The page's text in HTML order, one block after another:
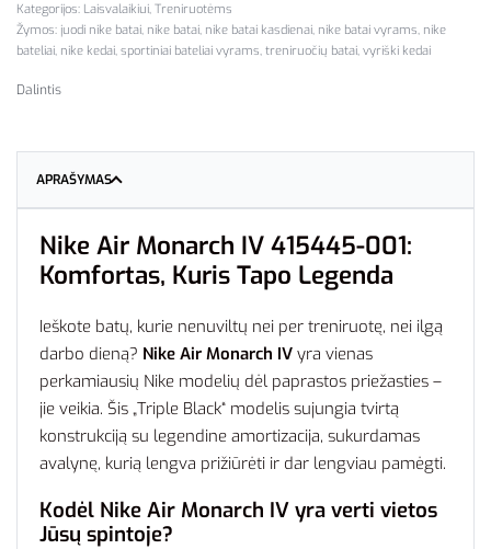
Kategorijos: Laisvalaikiui, Treniruotėms
Žymos: juodi nike batai, nike batai, nike batai kasdienai, nike batai vyrams, nike
bateliai, nike kedai, sportiniai bateliai vyrams, treniruočių batai, vyriški kedai
Dalintis
APRAŠYMAS
Nike Air Monarch IV 415445-001:
Komfortas, Kuris Tapo Legenda
Ieškote batų, kurie nenuviltų nei per treniruotę, nei ilgą
darbo dieną? Nike Air Monarch IV yra vienas
perkamiausių Nike modelių dėl paprastos priežasties –
jie veikia. Šis „Triple Black“ modelis sujungia tvirtą
konstrukciją su legendine amortizacija, sukurdamas
avalynę, kurią lengva prižiūrėti ir dar lengviau pamėgti.
Kodėl Nike Air Monarch IV yra verti vietos
Jūsų spintoje?